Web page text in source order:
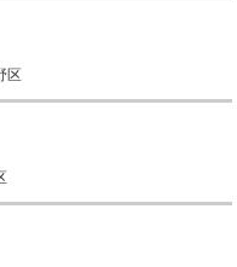
区